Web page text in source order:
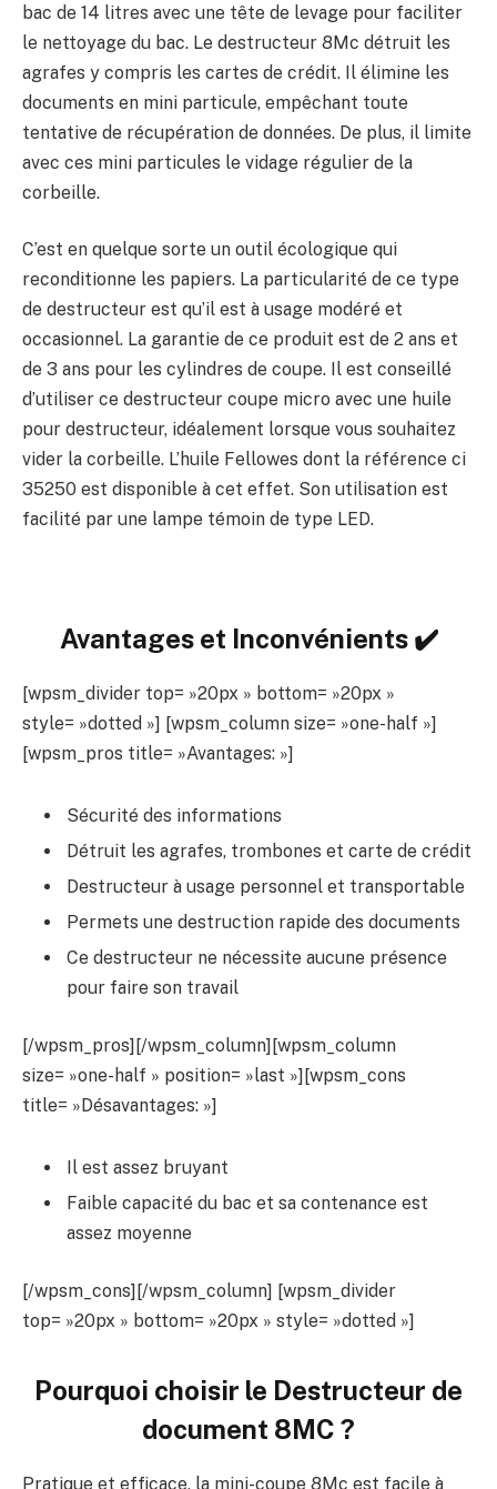
bac de 14 litres avec une tête de levage pour faciliter
le nettoyage du bac. Le destructeur 8Mc détruit les
agrafes y compris les cartes de crédit. Il élimine les
documents en mini particule, empêchant toute
tentative de récupération de données. De plus, il limite
avec ces mini particules le vidage régulier de la
corbeille.
C’est en quelque sorte un outil écologique qui
reconditionne les papiers. La particularité de ce type
de destructeur est qu’il est à usage modéré et
occasionnel. La garantie de ce produit est de 2 ans et
de 3 ans pour les cylindres de coupe. Il est conseillé
d’utiliser ce destructeur coupe micro avec une huile
pour destructeur, idéalement lorsque vous souhaitez
vider la corbeille. L’huile Fellowes dont la référence ci
35250 est disponible à cet effet. Son utilisation est
facilité par une lampe témoin de type LED.
Avantages et Inconvénients ✔️
[wpsm_divider top= »20px » bottom= »20px »
style= »dotted »] [wpsm_column size= »one-half »]
[wpsm_pros title= »Avantages: »]
Sécurité des informations
Détruit les agrafes, trombones et carte de crédit
Destructeur à usage personnel et transportable
Permets une destruction rapide des documents
Ce destructeur ne nécessite aucune présence
pour faire son travail
[/wpsm_pros][/wpsm_column][wpsm_column
size= »one-half » position= »last »][wpsm_cons
title= »Désavantages: »]
Il est assez bruyant
Faible capacité du bac et sa contenance est
assez moyenne
[/wpsm_cons][/wpsm_column] [wpsm_divider
top= »20px » bottom= »20px » style= »dotted »]
Pourquoi choisir le Destructeur de
document 8MC ?
Pratique et efficace, la mini-coupe 8Mc est facile à